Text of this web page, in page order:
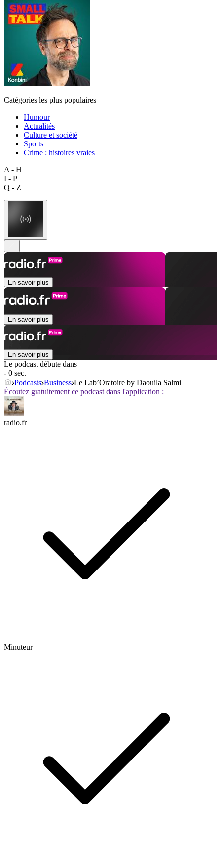
Catégories les plus populaires
Humour
Actualités
Culture et société
Sports
Crime : histoires vraies
A - H
I - P
Q - Z
En savoir plus
En savoir plus
En savoir plus
Le podcast débute dans
- 0 sec.
Podcasts Business Le Lab’Oratoire by Daouila Salmi
Écoutez gratuitement ce podcast dans l'application :
radio.fr
Minuteur